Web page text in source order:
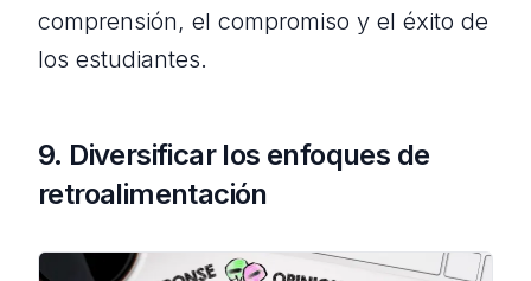
comprensión, el compromiso y el éxito de
los estudiantes.
9. Diversificar los enfoques de
retroalimentación